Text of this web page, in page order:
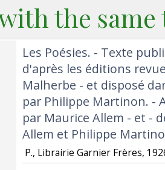
the
‎Les Poésies. - Texte
d'après les éditions
Malherbe - et disposé
par Philippe Martinon. -
par Maurice Allem - et -
Allem et Philippe
P., Librairie Garnier Frères,